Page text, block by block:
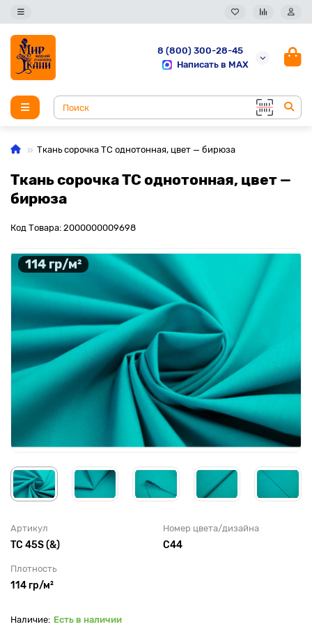
8 (800) 300-28-45
Написать в MAX
Ткань сорочка ТС однотонная, цвет — бирюза
Ткань сорочка ТС однотонная, цвет —
бирюза
Код Товара: 2000000009698
114 гр/м²
Артикул
TC 45S (&)
Номер цвета/дизайна
С44
Плотность
114 гр/м²
Есть в наличии